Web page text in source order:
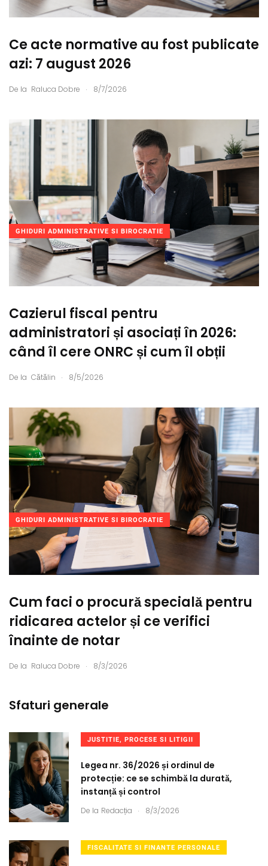
Ce acte normative au fost publicate
azi: 7 august 2026
De la Raluca Dobre . 8/7/2026
GHIDURI ADMINISTRATIVE SI BIROCRATIE
Cazierul fiscal pentru
administratori și asociați în 2026:
când îl cere ONRC și cum îl obții
De la Cătălin . 8/5/2026
GHIDURI ADMINISTRATIVE SI BIROCRATIE
Cum faci o procură specială pentru
ridicarea actelor și ce verifici
înainte de notar
De la Raluca Dobre . 8/3/2026
Sfaturi generale
JUSTITIE, PROCESE SI LITIGII
Legea nr. 36/2026 și ordinul de
protecție: ce se schimbă la durată,
instanță și control
De la Redacția . 8/3/2026
FISCALITATE SI FINANTE PERSONALE